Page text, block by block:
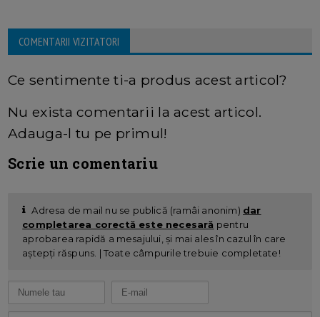
COMENTARII VIZITATORI
Ce sentimente ti-a produs acest articol?
Nu exista comentarii la acest articol.
Adauga-l tu pe primul!
Scrie un comentariu
Adresa de mail nu se publică (ramâi anonim) dar
completarea corectă este necesară pentru
aprobarea rapidă a mesajului, și mai ales în cazul în care
aștepți răspuns. | Toate câmpurile trebuie completate!